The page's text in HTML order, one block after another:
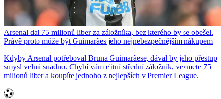
Arsenal dal 75 milionů liber za záložníka, bez kterého by se obešel.
Právě proto může být Guimarães jeho nejnebezpečnějším nákupem
Kdyby Arsenal potřeboval Bruna Guimarãese, dával by jeho přestup
smysl velmi snadno. Chybí vám elitní střední záložník, vezmete 75
milionů liber a koupíte jednoho z nejlepších v Premier League.